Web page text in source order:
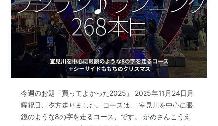
今週のお題「買ってよかった2025」 2025年11月24日月
曜祝日、夕方走りました。コースは、 室見川を中心に眼
鏡のような8の字を走るコース、です。 かめさんこうえ